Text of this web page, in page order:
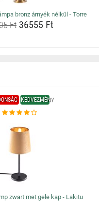
bronz árnyék nélkül - Torre
Ft36555 Ft
KEDVEZMÉNY
zwart met gele kap - Lakitu